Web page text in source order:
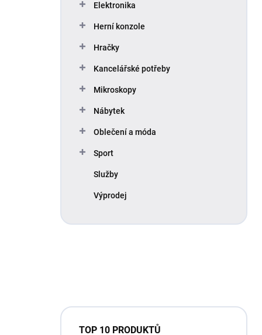
Elektronika
Herní konzole
Hračky
Kancelářské potřeby
Mikroskopy
Nábytek
Oblečení a móda
Sport
Služby
Výprodej
TOP 10 PRODUKTŮ